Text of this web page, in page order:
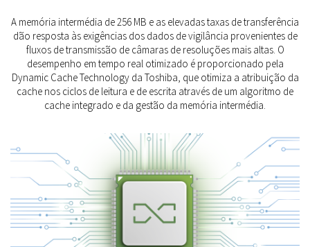
A memória intermédia de 256 MB e as elevadas taxas de transferência
dão resposta às exigências dos dados de vigilância provenientes de
fluxos de transmissão de câmaras de resoluções mais altas. O
desempenho em tempo real otimizado é proporcionado pela
Dynamic Cache Technology da Toshiba, que otimiza a atribuição da
cache nos ciclos de leitura e de escrita através de um algoritmo de
cache integrado e da gestão da memória intermédia.